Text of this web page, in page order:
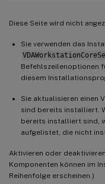
Diese Seite wird nicht
Sie verwenden das
Befehlszeilenoptionen
diesem
Sie aktualisieren einen
sind bereits installiert.
bereits installiert sind,
aufgelistet, die nicht
Aktivieren oder
Komponenten können im
Reihenfolge erscheinen.)